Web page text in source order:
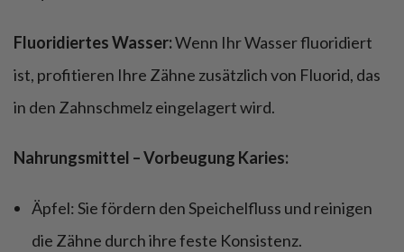
Fluoridiertes Wasser:Wenn Ihr Wasser fluoridiert
ist, profitieren Ihre Zähne zusätzlich von Fluorid, das
in den Zahnschmelz eingelagert wird.
Nahrungsmittel – Vorbeugung Karies:
Äpfel: Sie fördern den Speichelfluss und reinigen
die Zähne durch ihre feste Konsistenz.